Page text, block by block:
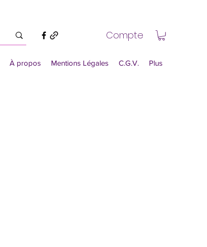
Compte
À propos Mentions Légales C.G.V. Plus